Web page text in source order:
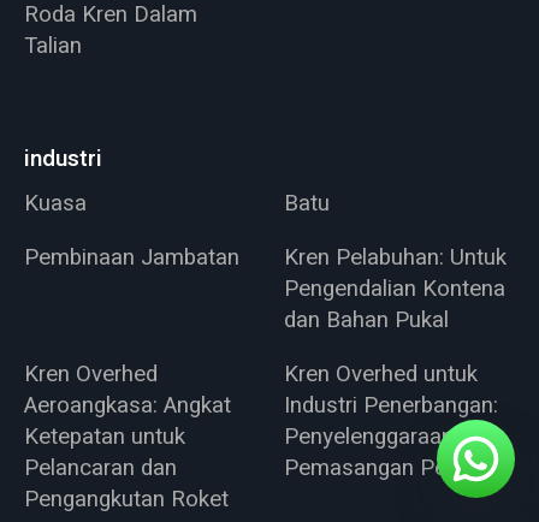
Roda Kren Dalam
Talian
industri
Kuasa
Batu
Pembinaan Jambatan
Kren Pelabuhan: Untuk
Pengendalian Kontena
dan Bahan Pukal
Kren Overhed
Aeroangkasa: Angkat
Ketepatan untuk
Pelancaran dan
Pengangkutan Roket
Kren Overhed untuk
Industri Penerbangan:
Penyelenggaraan dan
Pemasangan Pesawat